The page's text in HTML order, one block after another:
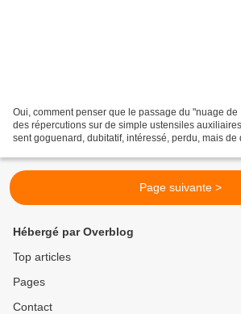
Oui, comment penser que le passage du "nuage
des répercutions sur de simple ustensiles
sent goguenard, dubitatif, intéressé, perdu, mais de
Page suivante >
Hébergé par Overblog
Top articles
Pages
Contact